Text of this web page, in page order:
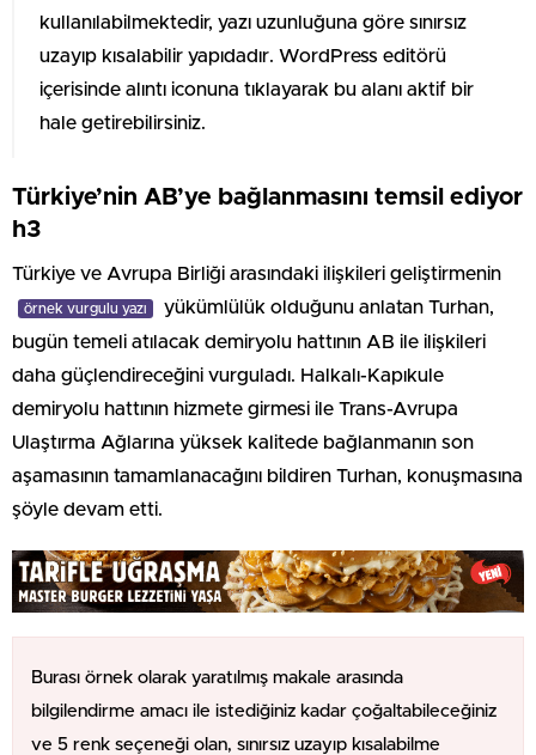
kullanılabilmektedir, yazı uzunluğuna göre sınırsız
uzayıp kısalabilir yapıdadır. WordPress editörü
içerisinde alıntı iconuna tıklayarak bu alanı aktif bir
hale getirebilirsiniz.
Türkiye’nin AB’ye bağlanmasını temsil ediyor
h3
Türkiye ve Avrupa Birliği arasındaki ilişkileri geliştirmenin
örnek vurgulu yazı
yükümlülük olduğunu anlatan Turhan,
bugün temeli atılacak demiryolu hattının AB ile ilişkileri
daha güçlendireceğini vurguladı. Halkalı-Kapıkule
demiryolu hattının hizmete girmesi ile Trans-Avrupa
Ulaştırma Ağlarına yüksek kalitede bağlanmanın son
aşamasının tamamlanacağını bildiren Turhan, konuşmasına
şöyle devam etti.
Burası örnek olarak yaratılmış makale arasında
bilgilendirme amacı ile istediğiniz kadar çoğaltabileceğiniz
ve 5 renk seçeneği olan, sınırsız uzayıp kısalabilme